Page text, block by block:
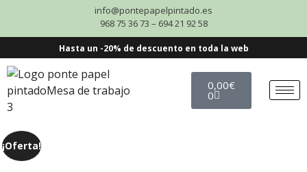
info@pontepapelpintado.es
968 75 36 73 – 694 21 92 58
Hasta un -20% de descuento en toda la web
0,00€
0
¡Oferta!